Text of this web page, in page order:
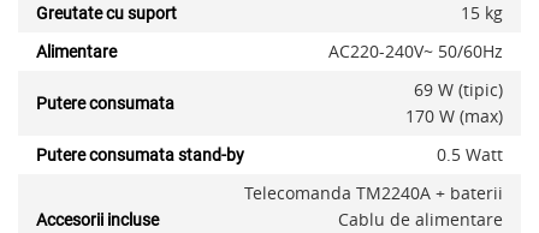
Greutate cu suport 15 kg
Alimentare AC220-240V~ 50/60Hz
Putere consumata
69 W (tipic)
170 W (max)
Putere consumata stand-by 0.5 Watt
Accesorii incluse
Telecomanda TM2240A + baterii
Cablu de alimentare